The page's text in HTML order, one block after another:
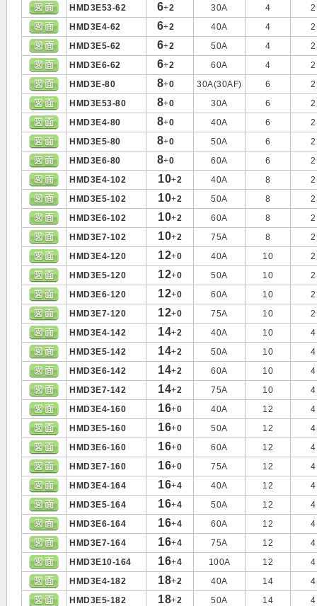
HMD3E53-62
6+2 30A 4
2
HMD3E4-62
6+2 40A 4
2
HMD3E5-62
6+2 50A 4
2
HMD3E6-62
6+2 60A 4
2
HMD3E-80
8+0 30A(30AF) 6
2
HMD3E53-80
8+0 30A 6
2
HMD3E4-80
8+0 40A 6
2
HMD3E5-80
8+0 50A 6
2
HMD3E6-80
8+0 60A 6
2
HMD3E4-102
10+2 40A 8
2
HMD3E5-102
10+2 50A 8
2
HMD3E6-102
10+2 60A 8
2
HMD3E7-102
10+2 75A 8
2
HMD3E4-120
12+0 40A 10
2
HMD3E5-120
12+0 50A 10
2
HMD3E6-120
12+0 60A 10
2
HMD3E7-120
12+0 75A 10
2
HMD3E4-142
14+2 40A 10
4
HMD3E5-142
14+2 50A 10
4
HMD3E6-142
14+2 60A 10
4
HMD3E7-142
14+2 75A 10
4
HMD3E4-160
16+0 40A 12
4
HMD3E5-160
16+0 50A 12
4
HMD3E6-160
16+0 60A 12
4
HMD3E7-160
16+0 75A 12
4
HMD3E4-164
16+4 40A 12
4
HMD3E5-164
16+4 50A 12
4
HMD3E6-164
16+4 60A 12
4
HMD3E7-164
16+4 75A 12
4
HMD3E10-164
16+4 100A 12
4
HMD3E4-182
18+2 40A 14
4
HMD3E5-182
18+2 50A 14
4